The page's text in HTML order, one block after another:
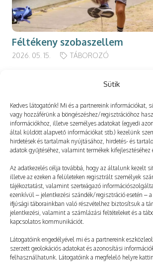
Sütik
Kedves látogatónk! Mi és a partnereink információkat,
vagy hozzáférünk a böngészéshez/regisztrációhoz
információkhoz, illetve személyes adatokat (egyedi
által küldött alapvető információkat stb.) kezelünk
hirdetések és tartalmak nyújtásához, hirdetés- és
adatok gyűjtéséhez, valamint termékek kifejlesztéséhez
Az adatkezelés célja továbbá, hogy az általunk kezelt
illetve az ezeken a felületeken regisztrált személyek
tájékoztatást, valamint szerteágazó
ezenkívül – jelentkezési szándék/regisztráció esetén –
ifjúsági táborainkban való részvételhez biztosítsuk a
jelentkezési, valamint a számlázási feltételeket és a
kapcsolatos kommunikációt.
Látogatóink engedélyével mi és a partnereink
szerzett geolokációs adatokat és azonosítási
felhasználhatunk. Látogatóink a megfelelő helyre
Féltékeny szobaszellem
2026. 05. 15. TÁBOROZÓ
Még több